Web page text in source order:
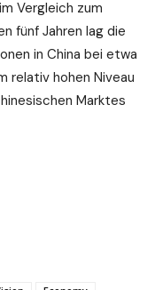
Vergleich zum
fünf Jahren lag die
in China bei etwa
relativ hohen Niveau
Marktes